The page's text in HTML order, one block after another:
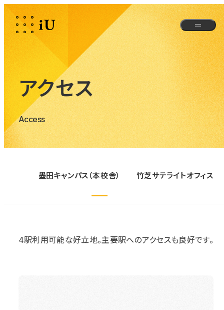
アクセス
Access
墨田キャンパス（本校舎） 竹芝サテライトオフィス
4駅利用可能な好立地。主要駅へのアクセスも良好です。